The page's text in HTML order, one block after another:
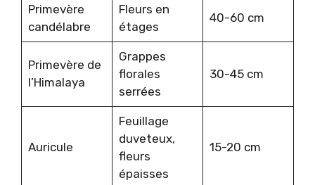
Primevère
candélabre
Fleurs en
étages
40-60 cm
Primevère de
l’Himalaya
Grappes
florales
serrées
30-45 cm
Auricule
Feuillage
duveteux,
fleurs
épaisses
15-20 cm